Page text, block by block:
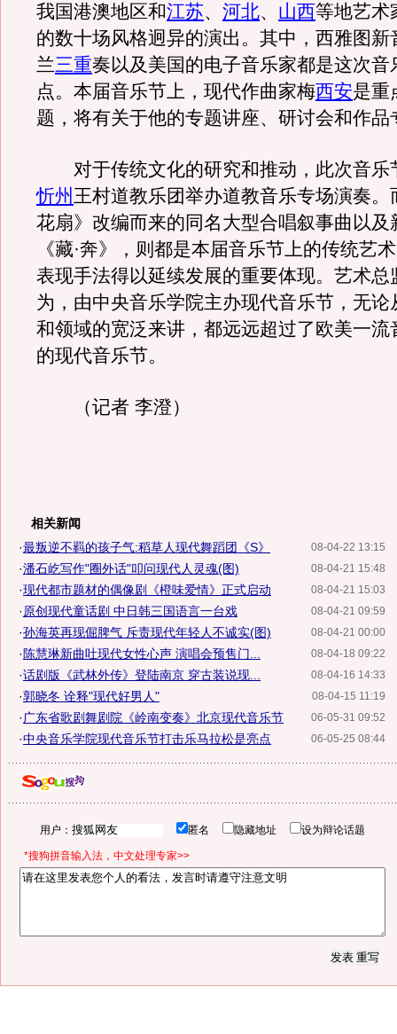
我国港澳地区和江苏、 河北、 山西等地艺术
的数十场风格迥异的演出。其中，西雅图新
兰三重奏以及美国的电子音乐家都是这次音
点。本届音乐节上，现代作曲家梅西安是重
题，将有关于他的专题讲座、研讨会和作品
对于传统文化的研究和推动，此次音乐
忻州王村道教乐团举办道教音乐专场演奏。
花扇》改编而来的同名大型合唱叙事曲以及
《藏·奔》，则都是本届音乐节上的传统艺
表现手法得以延续发展的重要体现。艺术总
为，由中央音乐学院主办现代音乐节，无论
和领域的宽泛来讲，都远远超过了欧美一流
的现代音乐节。
（记者 李澄）
相关新闻
08-04-22 13:15
·最叛逆不羁的孩子气:稻草人现代舞蹈团《S》
08-04-21 15:48
·潘石屹写作"圈外话"叩问现代人灵魂(图)
08-04-21 15:03
·现代都市题材的偶像剧《橙味爱情》正式启动
08-04-21 09:59
· 原创现代童话剧 中日韩三国语言一台戏
08-04-21 00:00
·孙海英再现倔脾气 斥责现代年轻人不诚实(图)
08-04-18 09:22
· 陈慧琳新曲吐现代女性心声 演唱会预售门...
08-04-16 14:33
·话剧版《武林外传》登陆南京 穿古装说现...
08-04-15 11:19
·郭晓冬 诠释"现代好男人"
06-05-31 09:52
· 广东省歌剧舞剧院《岭南变奏》北京现代音乐节
06-05-25 08:44
·中央音乐学院现代音乐节打击乐马拉松是亮点
用户： 匿名 隐藏地址 设为辩论话题
*搜狗拼音输入法，中文处理专家>>